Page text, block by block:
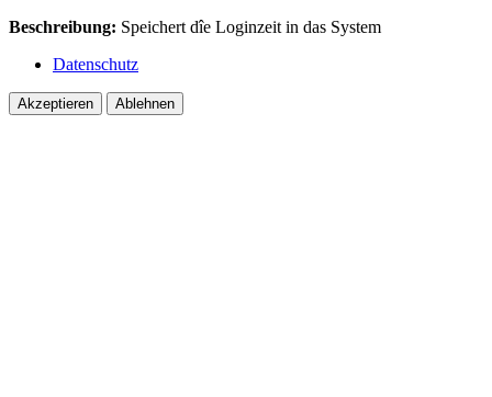
Beschreibung: Speichert dîe Loginzeit in das System
Datenschutz
Akzeptieren Ablehnen